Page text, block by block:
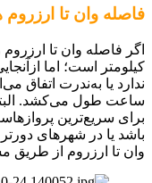
فاصله وان تا ارزروم
کیلومتر است؛ اما
ساعت طول می‌کشد.
برای سریع‌ترین
باشد یا در شهرهای
وان تا ارزروم از طریق